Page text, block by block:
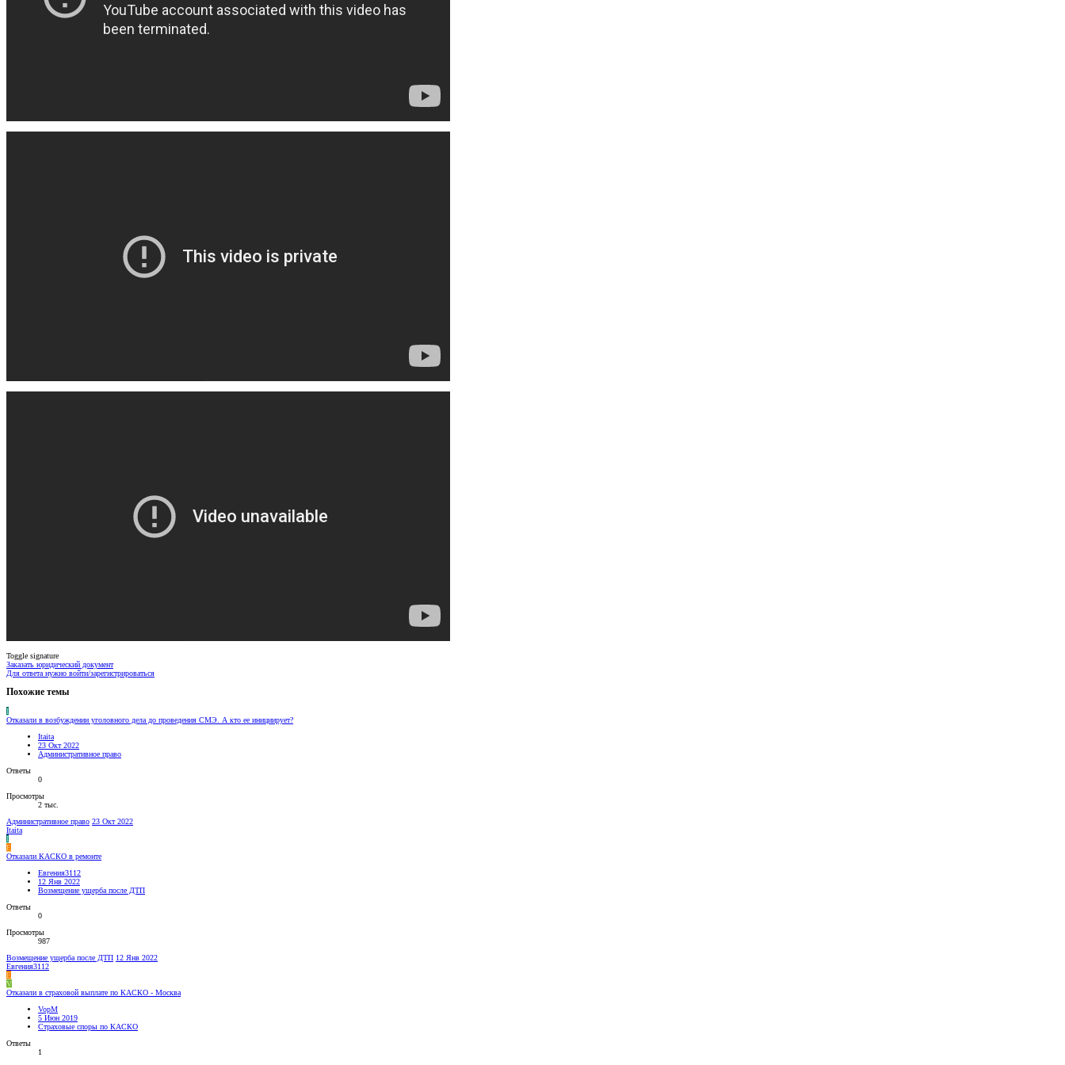
Toggle signature
Заказать юридический документ
Для ответа нужно войти/зарегистрироваться
Похожие темы
I
Отказали в возбуждении уголовного дела до проведения СМЭ. А кто ее инициирует?
Itaita
23 Окт 2022
Административное право
Ответы
0
Просмотры
2 тыс.
Административное право 23 Окт 2022
Itaita
I
Е
Отказали КАСКО в ремонте
Евгения3112
12 Янв 2022
Возмещение ущерба после ДТП
Ответы
0
Просмотры
987
Возмещение ущерба после ДТП 12 Янв 2022
Евгения3112
Е
V
Отказали в страховой выплате по КАСКО - Москва
VopM
5 Июн 2019
Страховые споры по КАСКО
Ответы
1